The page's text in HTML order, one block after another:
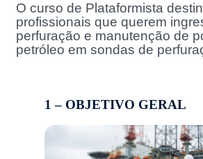
O curso de Plataformista
profissionais que querem
perfuração e manutenção de
petróleo em sondas de
1 – OBJETIVO GERAL